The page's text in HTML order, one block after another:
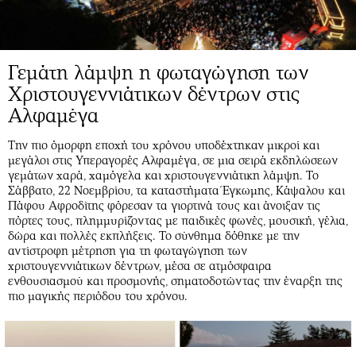
Γεμάτη λάμψη η φωταγώγηση των
Χριστουγεννιάτικων δέντρων στις
Αλφαμέγα
Την πιο όμορφη εποχή του χρόνου υποδέχτηκαν μικροί και
μεγάλοι στις Υπεραγορές Αλφαμέγα, σε μια σειρά εκδηλώσεων
γεμάτων χαρά, χαμόγελα και χριστουγεννιάτικη λάμψη. Το
Σάββατο, 22 Νοεμβρίου, τα καταστήματα Έγκωμης, Κάψαλου και
Πάφου Αφροδίτης φόρεσαν τα γιορτινά τους και άνοιξαν τις
πόρτες τους, πλημμυρίζοντας με παιδικές φωνές, μουσική, γέλια,
δώρα και πολλές εκπλήξεις. Το σύνθημα δόθηκε με την
αντίστροφη μέτρηση για τη φωταγώγηση των
χριστουγεννιάτικων δέντρων, μέσα σε ατμόσφαιρα
ενθουσιασμού και προσμονής, σηματοδοτώντας την έναρξη της
πιο μαγικής περιόδου του χρόνου.